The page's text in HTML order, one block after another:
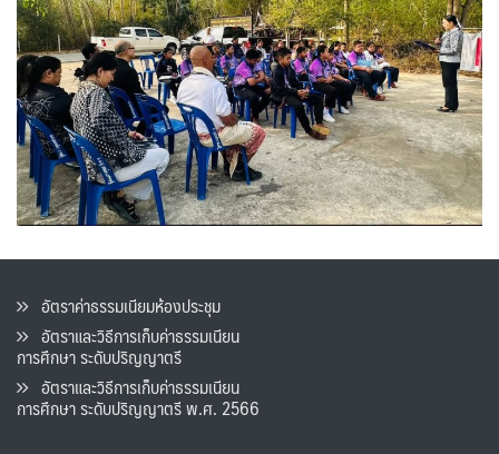
อัตราค่าธรรมเนียมห้องประชุม
อัตราและวิธีการเก็บค่าธรรมเนียน
การศึกษา ระดับปริญญาตรี
อัตราและวิธีการเก็บค่าธรรมเนียน
การศึกษา ระดับปริญญาตรี พ.ศ. 2566